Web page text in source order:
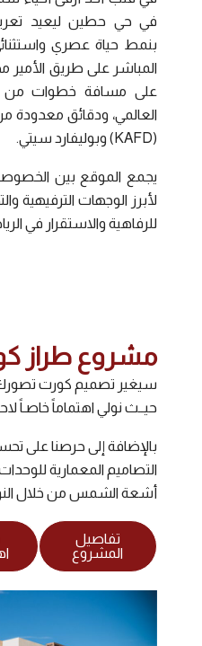
في حي حطين ليعيد
بنمط حياة عصري
المباشر على طريق
على مسافة خطوات من
العالمي، ودقائق معدودة
(KAFD) وبوليفارد سيتي.
يجمع الموقع بين
لأبرز الوجهات الترفيهية
للرفاهية والاستقرار في
مشروع طراز
سيغير تصميم كورت
حيــث نولي اهتماماً خاصـاً
بالإضافة إلى حرصنا على
التصاميم المعمارية
أشعة الشمس من خلال
تفاصيل
المشروع